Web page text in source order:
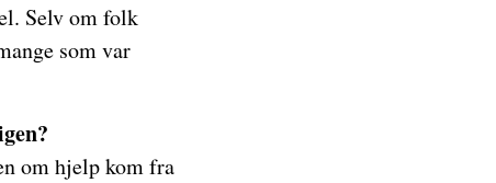
Selv om folk
som var
om hjelp kom fra